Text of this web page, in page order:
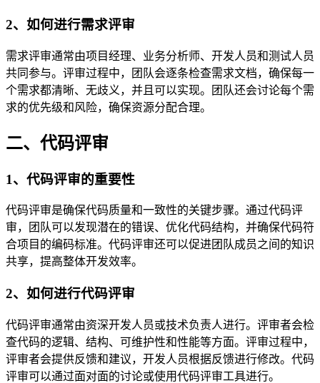
2、如何进行需求评审
需求评审通常由项目经理、业务分析师、开发人员和测试人员
共同参与。评审过程中，团队会逐条检查需求文档，确保每一
个需求都清晰、无歧义，并且可以实现。团队还会讨论每个需
求的优先级和风险，确保资源分配合理。
二、代码评审
1、代码评审的重要性
代码评审是确保代码质量和一致性的关键步骤。通过代码评
审，团队可以发现潜在的错误、优化代码结构，并确保代码符
合项目的编码标准。代码评审还可以促进团队成员之间的知识
共享，提高整体开发效率。
2、如何进行代码评审
代码评审通常由资深开发人员或技术负责人进行。评审者会检
查代码的逻辑、结构、可维护性和性能等方面。评审过程中，
评审者会提供反馈和建议，开发人员根据反馈进行修改。代码
评审可以通过面对面的讨论或使用代码评审工具进行。